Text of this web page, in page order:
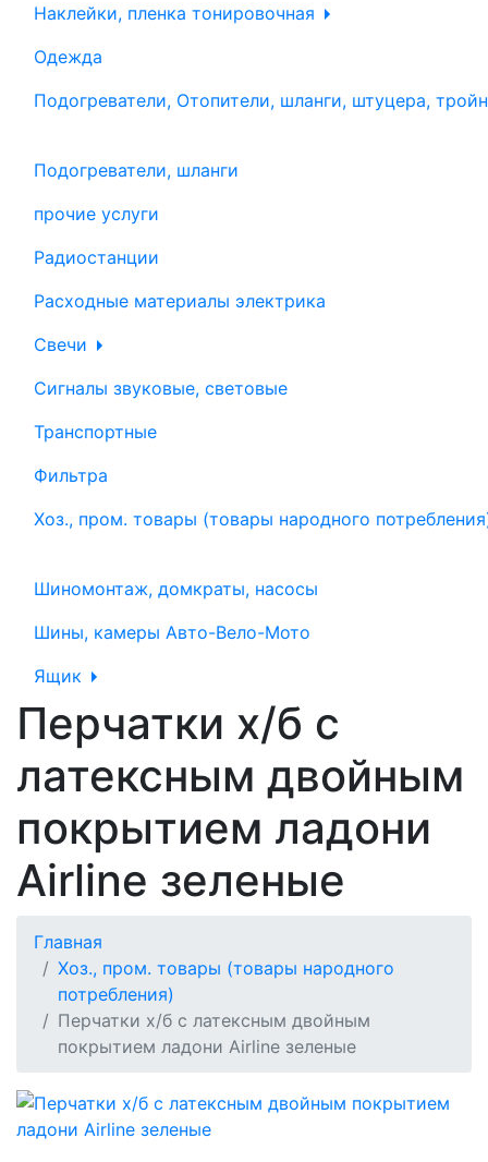
Наклейки, пленка тонировочная
Одежда
Подогреватели, Отопители, шланги, штуцера,
Подогреватели, шланги
прочие услуги
Радиостанции
Расходные материалы электрика
Свечи
Сигналы звуковые, световые
Транспортные
Фильтра
Хоз., пром. товары (товары народного
Шиномонтаж, домкраты, насосы
Шины, камеры Авто-Вело-Мото
Ящик
Перчатки х/б с
латексным двойным
покрытием ладони
Airline зеленые
Главная
Хоз., пром. товары (товары народного
потребления)
Перчатки х/б с латексным двойным
покрытием ладони Airline зеленые